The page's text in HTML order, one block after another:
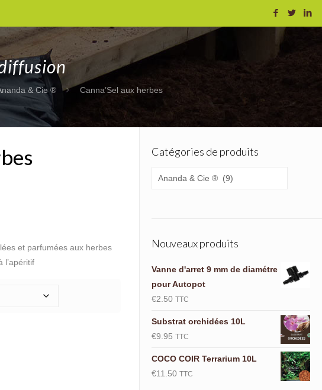
& Cie ® Canna’Sel aux herbes
et parfumées aux herbes
l’apéritif
Catégories de produits
Nouveaux produits
Vanne d'arret 9 mm de diamétre
pour Autopot
€2.50 TTC
Substrat orchidées 10L
€9.95 TTC
COCO COIR Terrarium 10L
€11.50 TTC